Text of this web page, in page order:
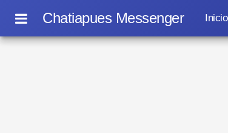
Chatiapues Messenger Inicio